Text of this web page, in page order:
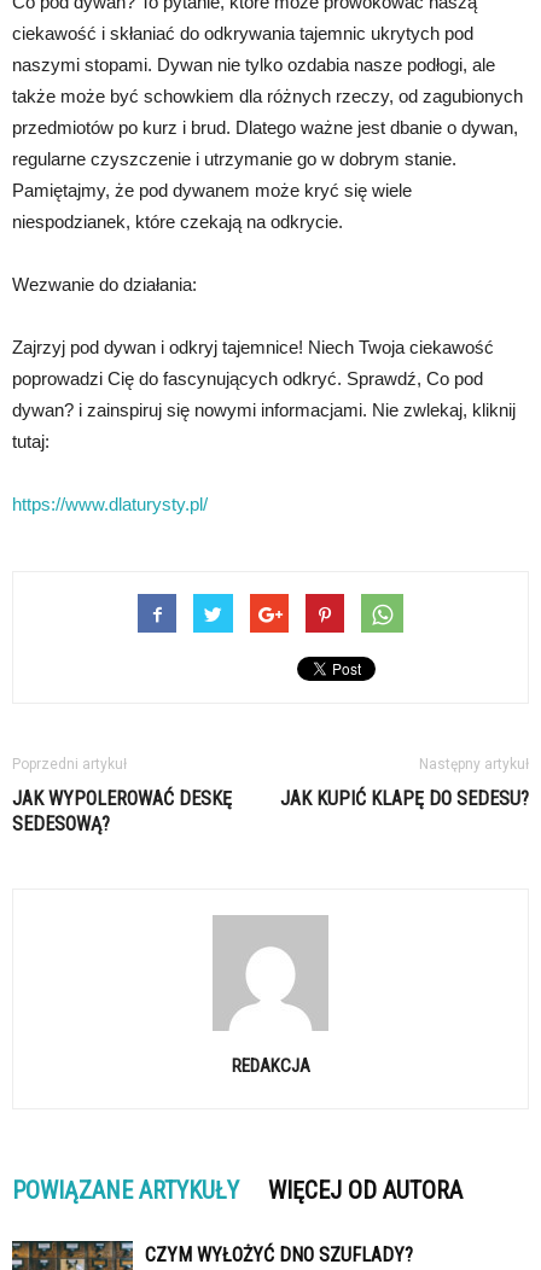
ciekawość i skłaniać do odkrywania tajemnic ukrytych pod
naszymi stopami. Dywan nie tylko ozdabia nasze podłogi, ale
także może być schowkiem dla różnych rzeczy, od zagubionych
przedmiotów po kurz i brud. Dlatego ważne jest dbanie o dywan,
regularne czyszczenie i utrzymanie go w dobrym stanie.
Pamiętajmy, że pod dywanem może kryć się wiele
niespodzianek, które czekają na odkrycie.
Wezwanie do działania:
Zajrzyj pod dywan i odkryj tajemnice! Niech Twoja ciekawość
poprowadzi Cię do fascynujących odkryć. Sprawdź, Co pod
dywan? i zainspiruj się nowymi informacjami. Nie zwlekaj, kliknij
tutaj:
https://www.dlaturysty.pl/
Poprzedni artykuł
JAK WYPOLEROWAĆ DESKĘ
SEDESOWĄ?
Następny artykuł
JAK KUPIĆ KLAPĘ DO SEDESU?
REDAKCJA
POWIĄZANE ARTYKUŁY WIĘCEJ OD AUTORA
CZYM WYŁOŻYĆ DNO SZUFLADY?